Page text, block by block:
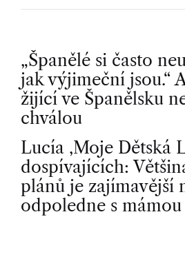
P
o
s
t
n
„Španělé si často
jak výjimeční jsou.“
žijící ve Španělsku
chválou
Lucía ‚Moje Dětská
dospívajících:
plánů je zajímavější
odpoledne s mámou